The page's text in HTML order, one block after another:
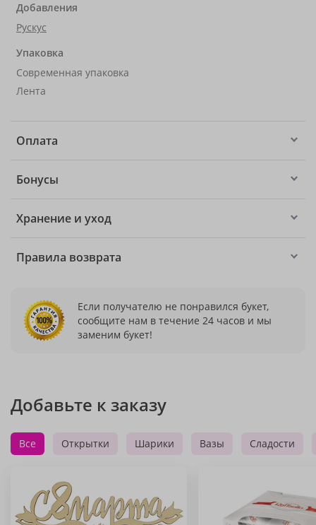
Добавления
Рускус
Упаковка
Современная упаковка
Лента
Оплата
Бонусы
Хранение и уход
Правила возврата
Если получателю не понравился букет,
сообщите нам в течение 24 часов и мы
заменим букет!
Добавьте к заказу
Все Открытки Шарики Вазы Сладости